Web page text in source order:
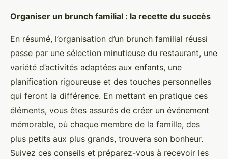
Organiser un brunch familial : la recette du succès
En résumé, l’organisation d’un brunch familial réussi
passe par une sélection minutieuse du restaurant, une
variété d’activités adaptées aux enfants, une
planification rigoureuse et des touches personnelles
qui feront la différence. En mettant en pratique ces
éléments, vous êtes assurés de créer un événement
mémorable, où chaque membre de la famille, des
plus petits aux plus grands, trouvera son bonheur.
Suivez ces conseils et préparez-vous à recevoir les